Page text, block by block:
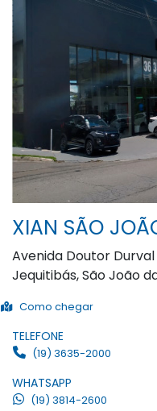
XIAN SÃO
Avenida Doutor Durval
Jequitibás, São João
Como chegar
TELEFONE
(19) 3635-2000
WHATSAPP
(19) 3814-2600